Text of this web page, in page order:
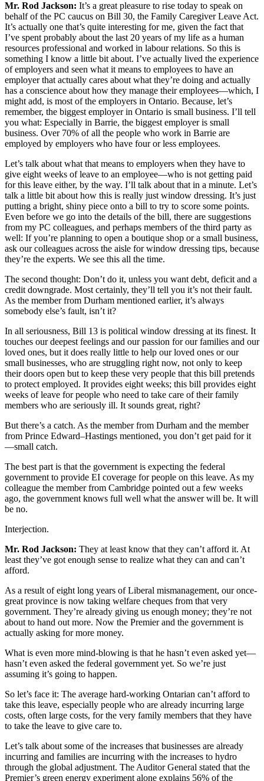
Mr. Rod Jackson: It’s a great pleasure to rise today to speak on
behalf of the PC caucus on Bill 30, the Family Caregiver Leave Act.
It’s actually one that’s quite interesting for me, given the fact that
I’ve spent probably about the last 20 years of my life as a human
resources professional and worked in labour relations. So this is
something I know a little bit about. I’ve actually lived the experience
of employers and seen what it means to employees to have an
employer that actually cares about what they’re doing and actually
has a conscience about how they manage their employees—which, I
might add, is most of the employers in Ontario. Because, let’s
remember, the biggest employer in Ontario is small business. I’ll tell
you what: Especially in Barrie, the biggest employer is small
business. Over 70% of all the people who work in Barrie are
employed by employers who have four or less employees.
Let’s talk about what that means to employers when they have to
give eight weeks of leave to an employee—who is not getting paid
for this leave either, by the way. I’ll talk about that in a minute. Let’s
talk a little bit about how this is really just window dressing. It’s just
putting a bright, shiny piece onto a bill to try to score some points.
Even before we go into the details of the bill, there are suggestions
from my PC colleagues, and perhaps members of the third party as
well: If you’re planning to open a boutique shop or a small business,
ask our colleagues across the aisle for window dressing tips, because
they’re the experts. We see this all the time.
The second thought: Don’t do it, unless you want debt, deficit and a
credit downgrade. Most certainly, they’ll tell you it’s not their fault.
As the member from Durham mentioned earlier, it’s always
somebody else’s fault, isn’t it?
In all seriousness, Bill 13 is political window dressing at its finest. It
touches our deepest feelings and our passion for our families and our
loved ones, but it does really little to help our loved ones or our
small businesses, who are struggling right now, not only to keep
their doors open but to keep these very people that this bill pretends
to protect employed. It provides eight weeks; this bill provides eight
weeks of leave for people who need to take care of their family
members who are seriously ill. It sounds great, right?
But there’s a catch. As the member from Durham and the member
from Prince Edward–Hastings mentioned, you don’t get paid for it
—small catch.
The best part is that the government is expecting the federal
government to provide EI coverage for people on this leave. As my
colleague the member from Cambridge pointed out a few weeks
ago, the government knows full well what the answer will be. It will
be no.
Interjection.
Mr. Rod Jackson: They at least know that they can’t afford it. At
least they’ve got enough sense to realize what they can and can’t
afford.
As a result of eight long years of Liberal mismanagement, our once-
great province is now taking welfare cheques from that very
government. They’re already giving us enough money; they’re not
about to hand out more. Now the Premier and the government is
actually asking for more money.
What is even more mind-blowing is that he hasn’t even asked yet—
hasn’t even asked the federal government yet. So we’re just
assuming it’s going to happen.
So let’s face it: The average hard-working Ontarian can’t afford to
take this leave, especially people who are already incurring large
costs, often large costs, for the very family members that they have
to take the leave to give care to.
Let’s talk about some of the increases that businesses are already
incurring and families are incurring with the increases to hydro
through the global adjustment. The Auditor General stated that the
Premier’s green energy experiment alone explains 56% of the